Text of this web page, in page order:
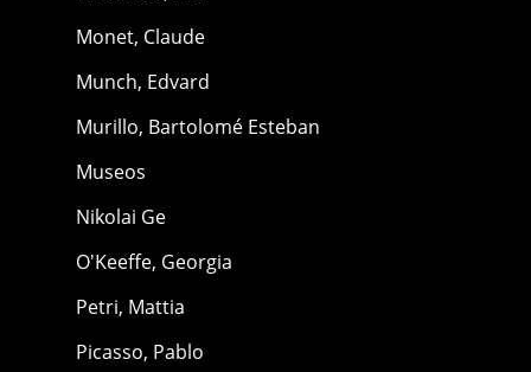
Monet, Claude
Munch, Edvard
Murillo, Bartolomé Esteban
Museos
Nikolai Ge
O'Keeffe, Georgia
Petri, Mattia
Picasso, Pablo